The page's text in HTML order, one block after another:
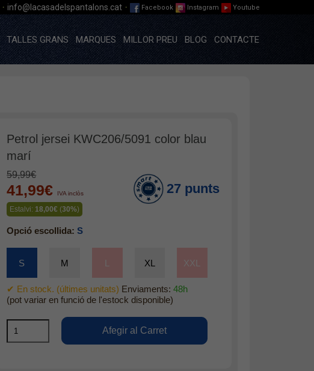
· info@lacasadelspantalons.cat · Facebook Instagram Youtube
TALLES GRANS MARQUES MILLOR PREU BLOG CONTACTE
Petrol jersei KWC206/5091 color blau
marí
59,99€
41,99€ IVA inclòs
Estalvi: 18,00€ (30%)
27 punts
Opció escollida: S
S M XL XXL
✔ En stock. (últimes unitats) Enviaments:48h
(pot variar en funció de l'estock disponible)